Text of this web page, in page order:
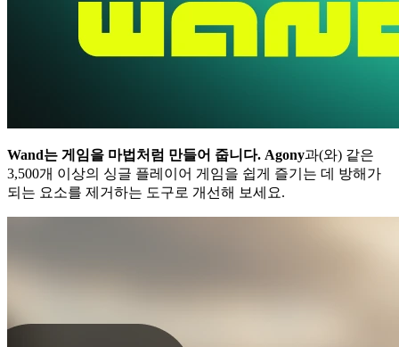
Wand는 게임을 마법처럼 만들어 줍니다. Agony과(와) 같은
3,500개 이상의 싱글 플레이어 게임을 쉽게 즐기는 데 방해가
되는 요소를 제거하는 도구로 개선해 보세요.